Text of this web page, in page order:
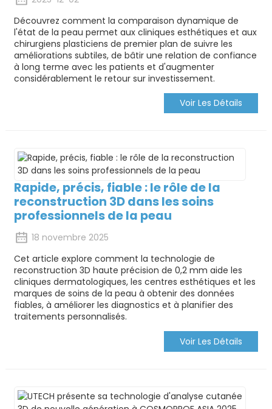
Découvrez comment la comparaison dynamique de
l'état de la peau permet aux cliniques esthétiques et aux
chirurgiens plasticiens de premier plan de suivre les
améliorations subtiles, de bâtir une relation de confiance
à long terme avec les patients et d'augmenter
considérablement le retour sur investissement.
Voir Les Détails
Rapide, précis, fiable : le rôle de la
reconstruction 3D dans les soins
professionnels de la peau
18 novembre 2025
Cet article explore comment la technologie de
reconstruction 3D haute précision de 0,2 mm aide les
cliniques dermatologiques, les centres esthétiques et les
marques de soins de la peau à obtenir des données
fiables, à améliorer les diagnostics et à planifier des
traitements personnalisés.
Voir Les Détails